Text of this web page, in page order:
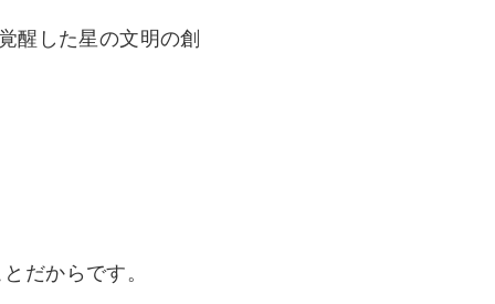
醒した星の文明の創
だからです。